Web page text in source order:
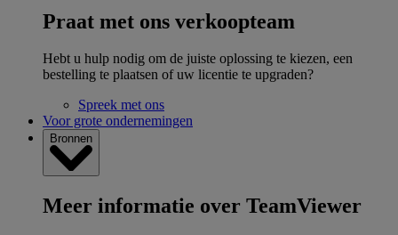
Praat met ons verkoopteam
Hebt u hulp nodig om de juiste oplossing te kiezen, een
bestelling te plaatsen of uw licentie te upgraden?
Spreek met ons
Voor grote ondernemingen
Bronnen
Meer informatie over TeamViewer